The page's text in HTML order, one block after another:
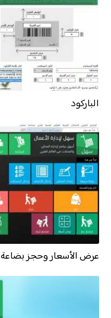
الباركود
عرض الأسعار وحجز بضاعة